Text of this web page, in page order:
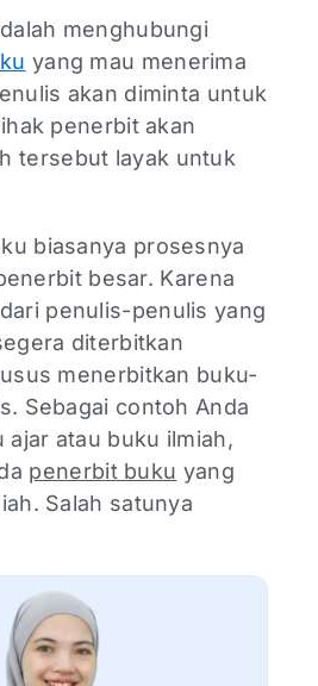
menghubungi
yang mau menerima
akan diminta untuk
penerbit akan
tersebut layak untuk
biasanya prosesnya
besar. Karena
penulis-penulis yang
diterbitkan
menerbitkan buku-
Sebagai contoh Anda
atau buku ilmiah,
penerbit buku yang
Salah satunya